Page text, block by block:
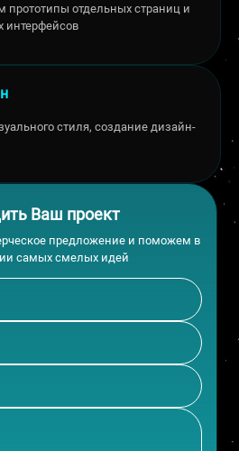
прототипы отдельных страниц и
интерфейсов
стиля, создание дизайн-
Ваш проект
предложение и поможем в
самых смелых идей